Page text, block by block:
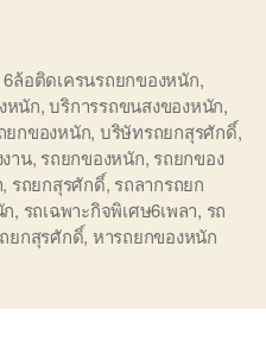
6ล้อติดเครนรถยกของหนัก,
หนัก,บริการรถขนสงของหนัก,
ยกของหนัก, บริษัทรถยกสุรศักดิ์,
าน, รถยกของหนัก, รถยกของ
, รถยกสุรศักดิ์, รถลากรถยก
, รถเฉพาะกิจพิเศษ6เพลา, รถ
ยกสุรศักดิ์, หารถยกของหนัก